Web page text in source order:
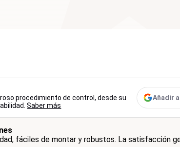
procedimiento de control, desde su
Saber más
Añadir
fáciles de montar y robustos. La satisfacción